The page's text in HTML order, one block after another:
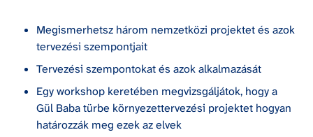
Megismerhetsz három nemzetközi projektet és azok
tervezési szempontjait
Tervezési szempontokat és azok alkalmazását
Egy workshop keretében megvizsgáljátok, hogy a
Gül Baba türbe környezettervezési projektet hogyan
határozzák meg ezek az elvek